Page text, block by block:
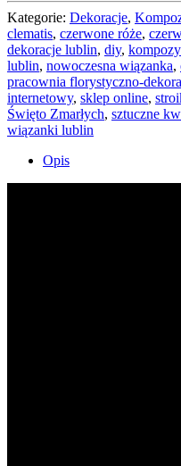
Kategorie: Dekoracje,
clematis, czerwone róże,
dekoracje lublin, diy,
lublin, nowoczesna wiązanka,
pracownia florystyczno-
internetowy, sklep online,
Święto Zmarłych, sztuczne
wiązanki lublin
Opis